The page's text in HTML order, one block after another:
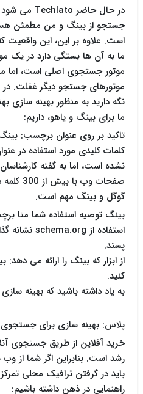
جستجو از بینگ و من مطمئن
است. علاوه بر این، این واقعیت
ما به آن ها بستگی دارد در یک
موتور جستجوی اصلی است، اما ما
موتورهای جستجو دیگر غفلت. در
نگه دارید به منظور بهینه
ما برای بینگ و یاهو، داریم:
کلمات کلیدی مورد استفاده در
نشده است، اما به گفته
صفحات
گوگل و بینگ مهم است.
بینگ توصیه استفاده شما متا
پسند.
از ابزار که بینگ را ارائه می
کنید.
به یاد داشته باشید که بهینه
پلاس: بهینه سازی برای
خرید آفلاین از طریق جستجوی
رشد است. بنابراین اگر شما از
باید در گرفتن ترافیک محلی
راهنمایی در ذهن داشته باشیم: